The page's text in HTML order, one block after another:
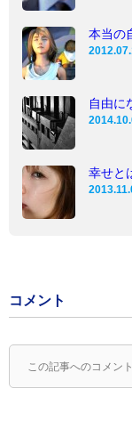
本当の
自由に
幸せと
コメント
この記事へのコメン